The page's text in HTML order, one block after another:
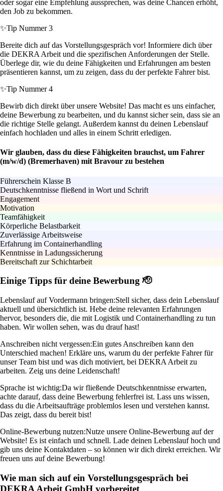
oder sogar eine Empfehlung aussprechen, was deine Chancen erhöht,
den Job zu bekommen.
✨Tip Nummer 3
Bereite dich auf das Vorstellungsgespräch vor! Informiere dich über
die DEKRA Arbeit und die spezifischen Anforderungen der Stelle.
Überlege dir, wie du deine Fähigkeiten und Erfahrungen am besten
präsentieren kannst, um zu zeigen, dass du der perfekte Fahrer bist.
✨Tip Nummer 4
Bewirb dich direkt über unsere Website! Das macht es uns einfacher,
deine Bewerbung zu bearbeiten, und du kannst sicher sein, dass sie an
die richtige Stelle gelangt. Außerdem kannst du deinen Lebenslauf
einfach hochladen und alles in einem Schritt erledigen.
Wir glauben, dass du diese Fähigkeiten brauchst, um Fahrer
(m/w/d) (Bremerhaven) mit Bravour zu bestehen
Führerschein Klasse B
Deutschkenntnisse fließend in Wort und Schrift
Engagement
Motivation
Teamfähigkeit
Körperliche Belastbarkeit
Zuverlässige Arbeitsweise
Erfahrung im Containerhandling
Kenntnisse in Ladungssicherung
Bereitschaft zur Schichtarbeit
Einige Tipps für deine Bewerbung 🫡
Lebenslauf auf Vordermann bringen:Stell sicher, dass dein Lebenslauf
aktuell und übersichtlich ist. Hebe deine relevanten Erfahrungen
hervor, besonders die, die mit Logistik und Containerhandling zu tun
haben. Wir wollen sehen, was du drauf hast!
Anschreiben nicht vergessen:Ein gutes Anschreiben kann den
Unterschied machen! Erkläre uns, warum du der perfekte Fahrer für
unser Team bist und was dich motiviert, bei DEKRA Arbeit zu
arbeiten. Zeig uns deine Leidenschaft!
Sprache ist wichtig:Da wir fließende Deutschkenntnisse erwarten,
achte darauf, dass deine Bewerbung fehlerfrei ist. Lass uns wissen,
dass du die Arbeitsaufträge problemlos lesen und verstehen kannst.
Das zeigt, dass du bereit bist!
Online-Bewerbung nutzen:Nutze unsere Online-Bewerbung auf der
Website! Es ist einfach und schnell. Lade deinen Lebenslauf hoch und
gib uns deine Kontaktdaten – so können wir dich direkt erreichen. Wir
freuen uns auf deine Bewerbung!
Wie man sich auf ein Vorstellungsgespräch bei
DEKRA Arbeit GmbH vorbereitet